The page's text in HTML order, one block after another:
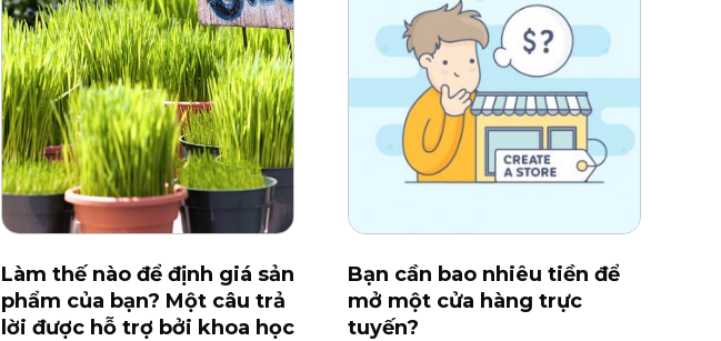
Làm thế nào để định giá sản
phẩm của bạn? Một câu trả
lời được hỗ trợ bởi khoa học
Bạn cần bao nhiêu tiền để
mở một cửa hàng trực
tuyến?